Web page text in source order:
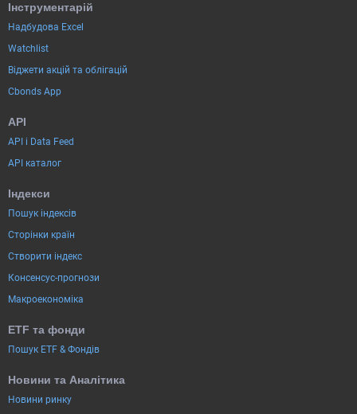
Інструментарій
Надбудова Excel
Watchlist
Віджети акцій та облігацій
Cbonds App
API
API і Data Feed
API каталог
Індекси
Пошук індексів
Сторінки країн
Створити індекс
Консенсус-прогнози
Макроекономіка
ETF та фонди
Пошук ETF & Фондів
Новини та Аналітика
Новини ринку